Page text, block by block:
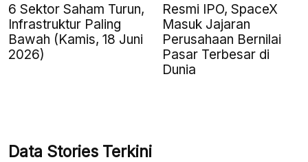
6 Sektor Saham Turun,
Infrastruktur Paling
Bawah (Kamis, 18 Juni
2026)
Resmi IPO, SpaceX
Masuk Jajaran
Perusahaan Bernilai
Pasar Terbesar di
Dunia
Data Stories Terkini